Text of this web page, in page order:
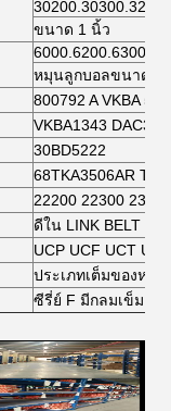
ขนาด 1 นิ้ว
หมุนลูกบอลขนาดเล็
800792 A VKBA
VKBA1343
30BD5222
68TKA3506AR
22200 22300
ดีใน LINK BELT ห
UCP UCF UCT
ประเภทเต็มของหมุ
ซีรี่ย์ F มีกลมเข็มแล